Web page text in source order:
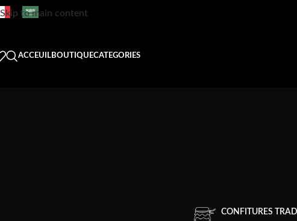
Skip to main content
ACCEUILBOUTIQUECATEGORIES
CONFITURES